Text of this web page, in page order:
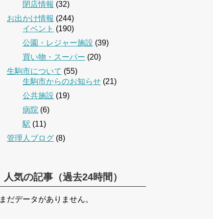
閉店情報 (32)
お出かけ情報 (244)
イベント (190)
公園・レジャー施設 (39)
買い物・スーパー (20)
生駒市について (55)
生駒市からのお知らせ (21)
公共施設 (19)
病院 (6)
駅 (11)
管理人ブログ (8)
人気の記事（過去24時間）
まだデータがありません。